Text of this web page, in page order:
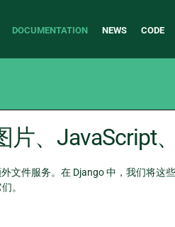
DOCUMENTATION NEWS CODE
、JavaScript、
文件服务。在 Django 中，我们将这
。